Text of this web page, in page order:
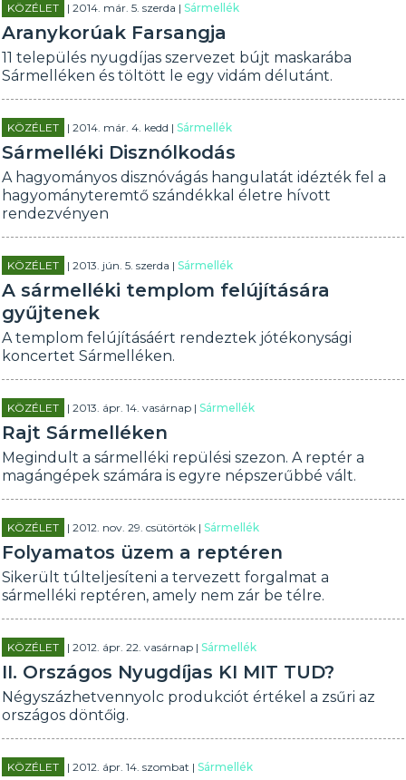
KÖZÉLET | 2014. már. 5. szerda |Sármellék
Aranykorúak Farsangja
11 település nyugdíjas szervezet bújt maskarába
Sármelléken és töltött le egy vidám délutánt.
KÖZÉLET | 2014. már. 4. kedd |Sármellék
Sármelléki Disznólkodás
A hagyományos disznóvágás hangulatát idézték fel a
hagyományteremtő szándékkal életre hívott
rendezvényen
KÖZÉLET | 2013. jún. 5. szerda |Sármellék
A sármelléki templom felújítására
gyűjtenek
A templom felújításáért rendeztek jótékonysági
koncertet Sármelléken.
KÖZÉLET | 2013. ápr. 14. vasárnap |Sármellék
Rajt Sármelléken
Megindult a sármelléki repülési szezon. A reptér a
magángépek számára is egyre népszerűbbé vált.
KÖZÉLET | 2012. nov. 29. csütörtök |Sármellék
Folyamatos üzem a reptéren
Sikerült túlteljesíteni a tervezett forgalmat a
sármelléki reptéren, amely nem zár be télre.
KÖZÉLET | 2012. ápr. 22. vasárnap |Sármellék
II. Országos Nyugdíjas KI MIT TUD?
Négyszázhetvennyolc produkciót értékel a zsűri az
országos döntőig.
KÖZÉLET | 2012. ápr. 14. szombat |Sármellék